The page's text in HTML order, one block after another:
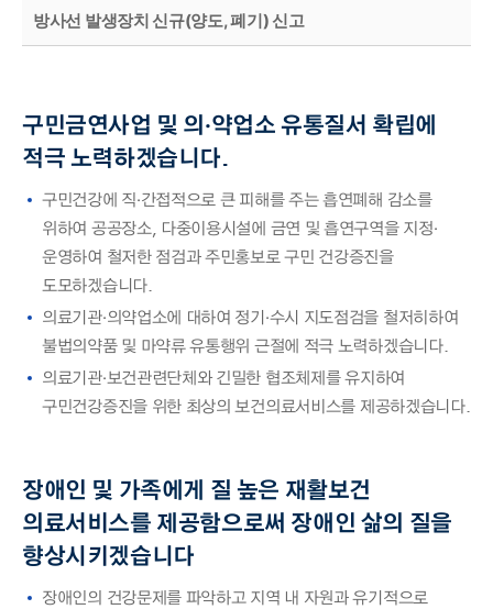
방사선 발생장치 신규(양도, 폐기) 신고
구민금연사업 및 의·약업소 유통질서 확립에
적극 노력하겠습니다.
구민건강에 직·간접적으로 큰 피해를 주는 흡연폐해 감소를
위하여 공공장소, 다중이용시설에 금연 및 흡연구역을 지정·
운영하여 철저한 점검과 주민홍보로 구민 건강증진을
도모하겠습니다.
의료기관·의약업소에 대하여 정기·수시 지도점검을 철저히하여
불법의약품 및 마약류 유통행위 근절에 적극 노력하겠습니다.
의료기관·보건관련단체와 긴밀한 협조체제를 유지하여
구민건강증진을 위한 최상의 보건의료서비스를 제공하겠습니다.
장애인 및 가족에게 질 높은 재활보건
의료서비스를 제공함으로써 장애인 삶의 질을
향상시키겠습니다
장애인의 건강문제를 파악하고 지역 내 자원과 유기적으로